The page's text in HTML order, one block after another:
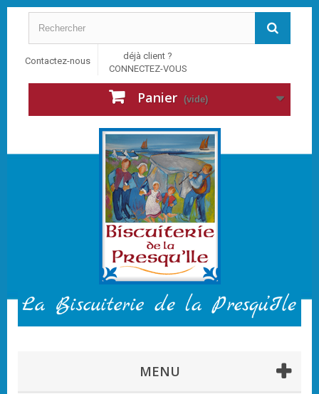
Contactez-nous
déjà client ?
CONNECTEZ-VOUS
Panier (vide)
MENU